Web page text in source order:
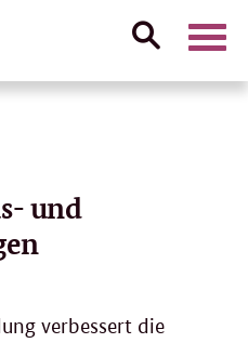
Suche
und
verbessert die